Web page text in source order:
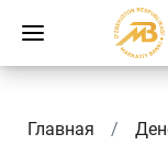
Главная